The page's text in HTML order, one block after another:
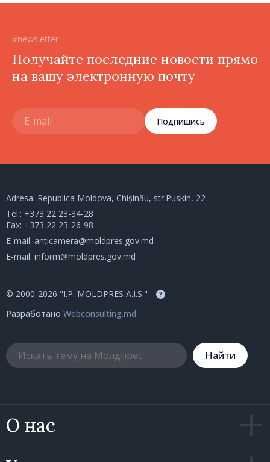
#newsletter
Получайте последние новости прямо
на вашу электронную почту
Подпишись
О нас
Adresa: Republica Moldova, Chișinău, str.Puskin, 22
Tel.: +373 22 23-34-28
Fax: +373 22 23-26-98
E-mail: anticamera@moldpres.gov.md
E-mail: inform@moldpres.gov.md
© 2000-2026 "I.P. MOLDPRES A.I.S." ?
Разработано Webconsulting.md
Hайти